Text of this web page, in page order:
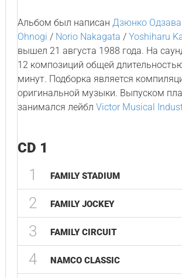
Альбом был написан Дзюнко Одзава
Ohnogi / Norio Nakagata / Yoshiharu
вышел 21 августа 1988 года. На
12 композиций общей
минут. Подборка является
оригинальной музыки. Выпуском
занимался лейбл Victor Musical
CD 1
1 FAMILY STADIUM
2 FAMILY JOCKEY
3 FAMILY CIRCUIT
4 NAMCO CLASSIC